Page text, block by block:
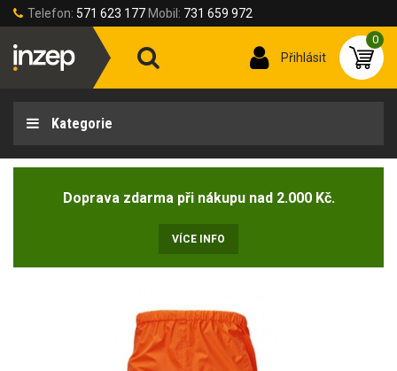
Telefon: 571 623 177 Mobil: 731 659 972
Přihlásit
0
Kategorie
Doprava zdarma při nákupu nad 2.000 Kč.
VÍCE INFO